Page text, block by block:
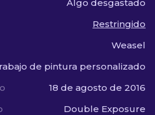
Algo desgastado
Restringido
Weasel
de pintura personalizado
18 de agosto de 2016
Double Exposure